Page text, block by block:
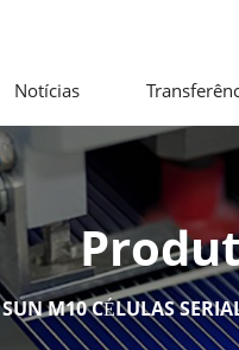
Notícias
SUN M10 CÉLULAS